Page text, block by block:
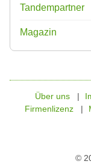
Tandempartner
Magazin
©
Über uns
Firmenlizenz